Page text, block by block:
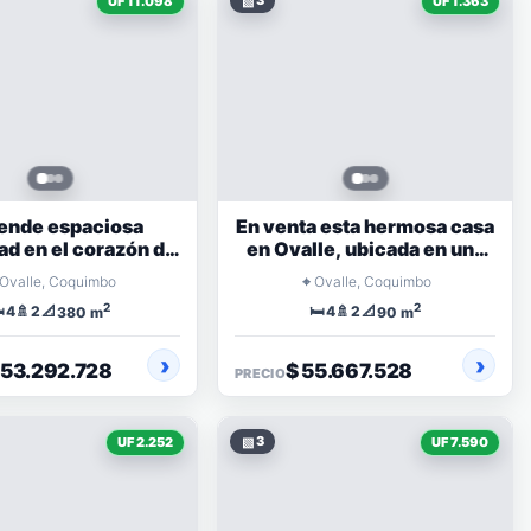
espaciosa
en el corazón de
ovalle
Ovalle, Coquimbo
4🚿 2📐380 m2
En venta esta hermosa casa
en Ovalle, ubicada en una
parcela de agrado
⌖ Ovalle, Coquimbo
🛏️4🚿 2📐90 m2
PRECIO$ 55.667.528
UF 2.252 ▧3 UF 7.590